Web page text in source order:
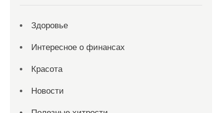
Здоровье
Интересное о финансах
Красота
Новости